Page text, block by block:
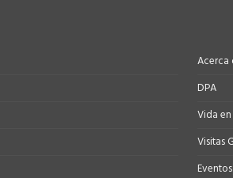
Acerca
DPA
Vida en
Visitas
Eventos